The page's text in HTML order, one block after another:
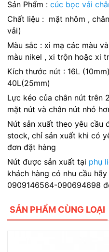
Sản Phẩm : cúc bọc vải
Chất liệu : mặt nhôm ,
vải)
Màu sắc : xi mạ các màu
màu nikel , xi trộn hoặc xi
Kích thước nút : 16L
40L(25mm)
Lực kéo của chân nút trên
mặt nút và chân nút nhỏ
Nút sản xuất theo yêu cầu
stock, chỉ sản xuất khi có
đơn đặt hàng
Nút được sản xuất tại phụ
khách hàng có nhu cầu
0909146564-090694698
SẢN PHẨM CÙNG LOẠI